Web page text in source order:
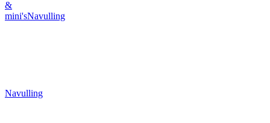
&
mini'sNavulling
Navulling